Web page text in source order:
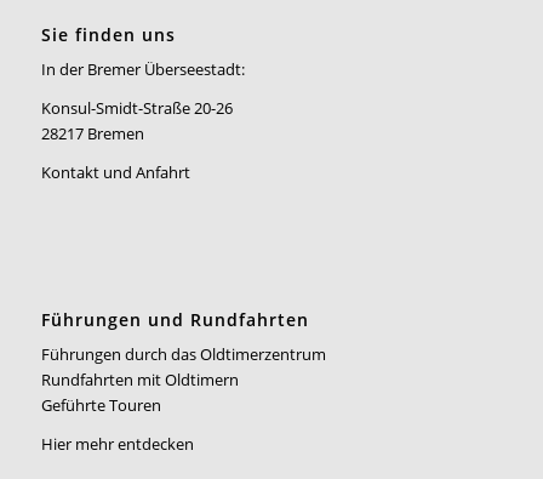
Sie finden uns
In der Bremer Überseestadt:
Konsul-Smidt-Straße 20-26
28217 Bremen
Kontakt und Anfahrt
Führungen und Rundfahrten
Führungen durch das Oldtimerzentrum
Rundfahrten mit Oldtimern
Geführte Touren
Hier mehr entdecken